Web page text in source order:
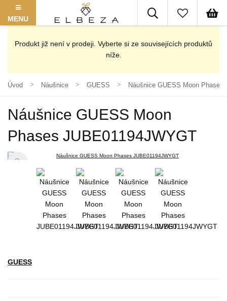
MENU
Produkt již není v prodeji. Vyberte si ze souvisejících produktů
níže.
Úvod Náušnice GUESS Náušnice GUESS Moon Phases
Náušnice GUESS Moon
Phases JUBE01194JWYGT
GUESS